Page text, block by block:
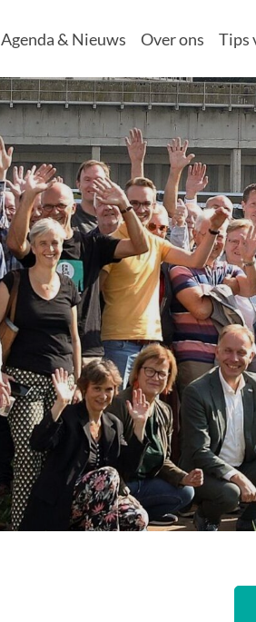
Agenda & Nieuws Over ons Tips